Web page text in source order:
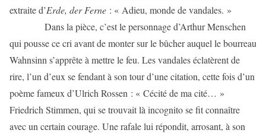
extraite d’Erde, der Ferne : « Adieu, monde de vandales. »
Dans la pièce, c’est le personnage d’Arthur Menschen
qui pousse ce cri avant de monter sur le bûcher auquel le bourreau
Wahnsinn s’apprête à mettre le feu. Les vandales éclatèrent de
rire, l’un d’eux se fendant à son tour d’une citation, cette fois d’un
poème fameux d’Ulrich Rossen : « Cécité de ma cité… »
Friedrich Stimmen, qui se trouvait là incognito se fit connaître
avec un certain courage. Une rafale lui répondit, arrosant, à son